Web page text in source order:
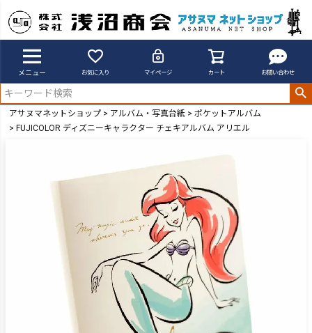
メニュー お気に入り マイページ カート お問い合わせ
アサヌマネットショップ アルバム・写真台紙
ポケットアルバム
FUJICOLOR ディズニーキャラクター チェキアルバム アリエル